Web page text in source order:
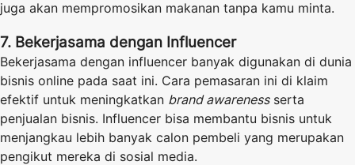
juga akan mempromosikan makanan tanpa kamu minta.
7. Bekerjasama dengan Influencer
Bekerjasama dengan influencer banyak digunakan di dunia
bisnis online pada saat ini. Cara pemasaran ini di klaim
efektif untuk meningkatkan brand awarenessserta
penjualan bisnis. Influencer bisa membantu bisnis untuk
menjangkau lebih banyak calon pembeli yang merupakan
pengikut mereka di sosial media.